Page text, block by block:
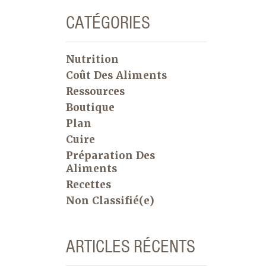
CATÉGORIES
Nutrition
Coût Des Aliments
Ressources
Boutique
Plan
Cuire
Préparation Des
Aliments
Recettes
Non Classifié(e)
ARTICLES RÉCENTS